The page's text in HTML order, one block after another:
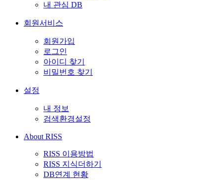
내 관심 DB
회원서비스
회원가입
로그인
아이디 찾기
비밀번호 찾기
설정
내 정보
검색환경설정
About RISS
RISS 이용방법
RISS 지식더하기
DB연계 현황